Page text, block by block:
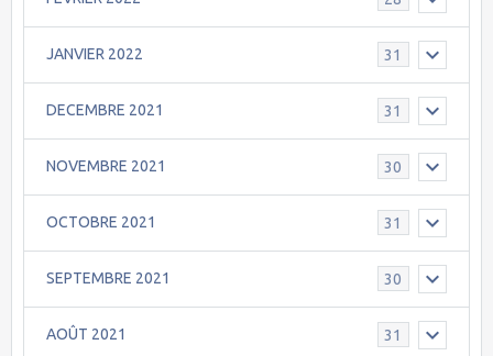
JANVIER 2022 31
DECEMBRE 2021 31
NOVEMBRE 2021 30
OCTOBRE 2021 31
SEPTEMBRE 2021 30
AOÛT 2021 31